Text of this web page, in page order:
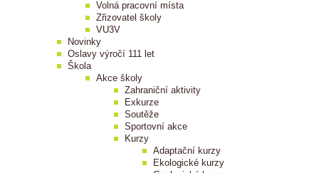
Volná pracovní místa
Zřizovatel školy
VU3V
Novinky
Oslavy výročí 111 let
Škola
Akce školy
Zahraniční aktivity
Exkurze
Soutěže
Sportovní akce
Kurzy
Adaptační kurzy
Ekologické kurzy